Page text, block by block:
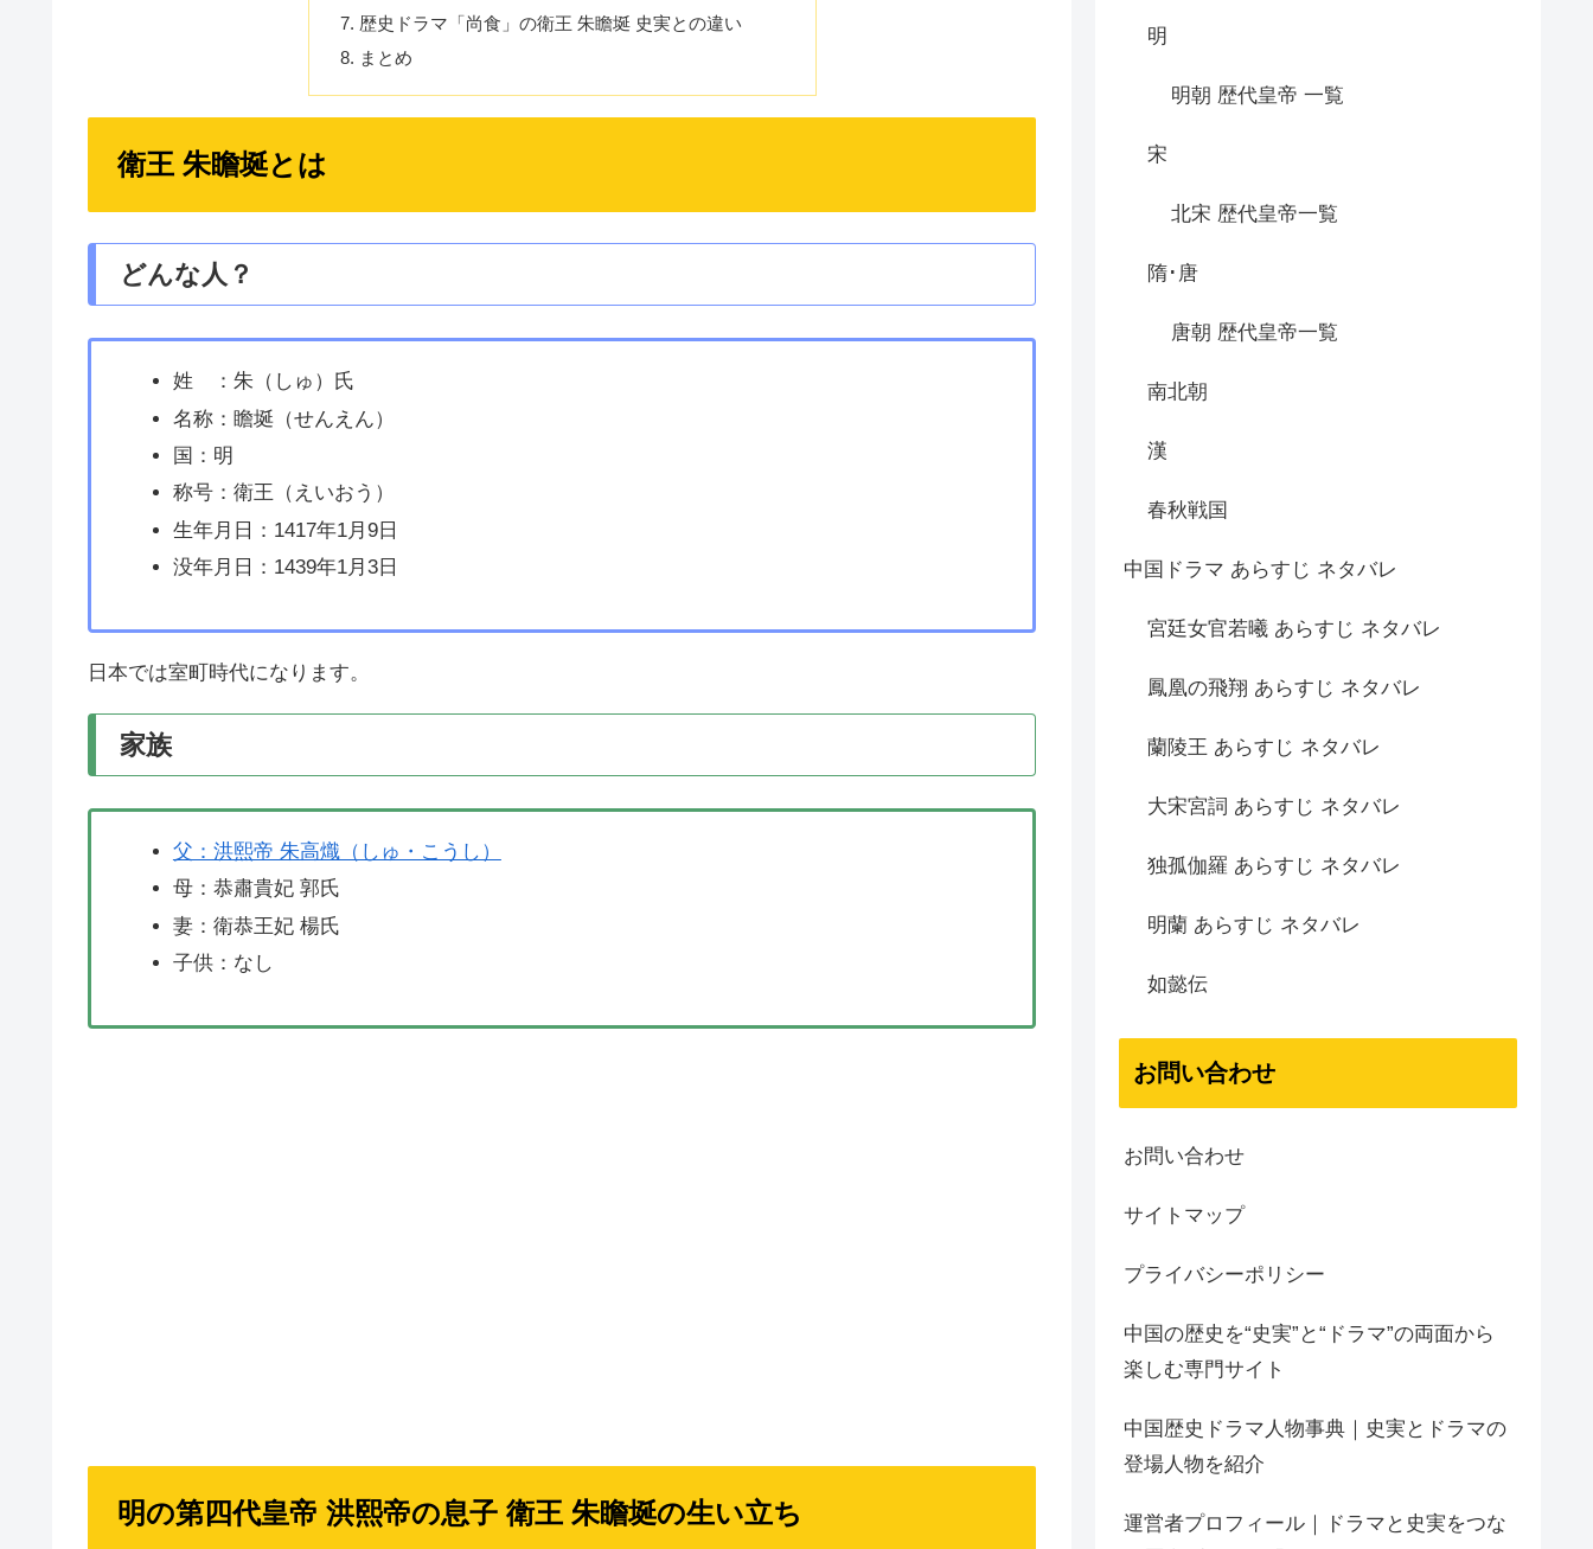
歴史ドラマ「尚食」の衛王 朱瞻埏 史実との違い
まとめ
衛王 朱瞻埏とは
どんな人？
姓 ：朱（しゅ）氏
名称：瞻埏（せんえん）
国：明
称号：衛王（えいおう）
生年月日：1417年1月9日
没年月日：1439年1月3日
日本では室町時代になります。
家族
父：洪熙帝 朱高熾（しゅ・こうし）
母：恭肅貴妃 郭氏
妻：衛恭王妃 楊氏
子供：なし
明の第四代皇帝 洪熙帝の息子 衛王 朱瞻埏の生い立ち
明
明朝 歴代皇帝 一覧
宋
北宋 歴代皇帝一覧
隋･唐
唐朝 歴代皇帝一覧
南北朝
漢
春秋戦国
中国ドラマ あらすじ ネタバレ
宮廷女官若曦 あらすじ ネタバレ
鳳凰の飛翔 あらすじ ネタバレ
蘭陵王 あらすじ ネタバレ
大宋宮詞 あらすじ ネタバレ
独孤伽羅 あらすじ ネタバレ
明蘭 あらすじ ネタバレ
如懿伝
お問い合わせ
お問い合わせ
サイトマップ
プライバシーポリシー
中国の歴史を“史実”と“ドラマ”の両面から
楽しむ専門サイト
中国歴史ドラマ人物事典｜史実とドラマの
登場人物を紹介
運営者プロフィール｜ドラマと史実をつな